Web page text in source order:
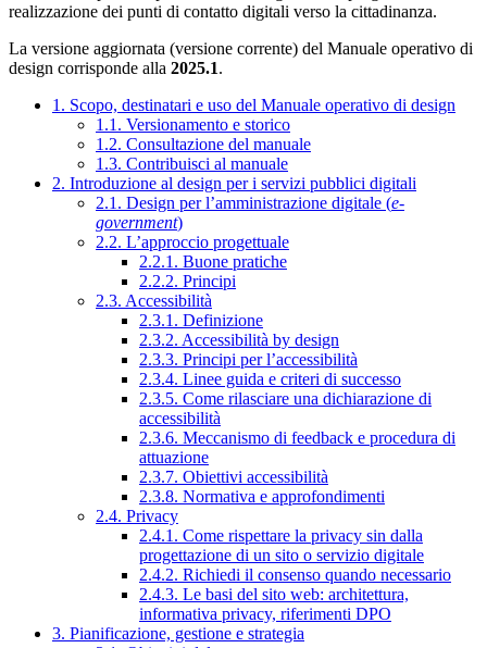
realizzazione dei punti di contatto digitali verso la cittadinanza.
La versione aggiornata (versione corrente) del Manuale operativo di
design corrisponde alla 2025.1.
1. Scopo, destinatari e uso del Manuale operativo di design
1.1. Versionamento e storico
1.2. Consultazione del manuale
1.3. Contribuisci al manuale
2. Introduzione al design per i servizi pubblici digitali
2.1. Design per l’amministrazione digitale (e-
government)
2.2. L’approccio progettuale
2.2.1. Buone pratiche
2.2.2. Principi
2.3. Accessibilità
2.3.1. Definizione
2.3.2. Accessibilità by design
2.3.3. Principi per l’accessibilità
2.3.4. Linee guida e criteri di successo
2.3.5. Come rilasciare una dichiarazione di
accessibilità
2.3.6. Meccanismo di feedback e procedura di
attuazione
2.3.7. Obiettivi accessibilità
2.3.8. Normativa e approfondimenti
2.4. Privacy
2.4.1. Come rispettare la privacy sin dalla
progettazione di un sito o servizio digitale
2.4.2. Richiedi il consenso quando necessario
2.4.3. Le basi del sito web: architettura,
informativa privacy, riferimenti DPO
3. Pianificazione, gestione e strategia